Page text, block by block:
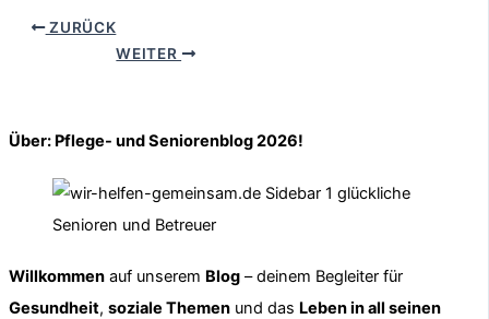
ZURÜCK
WEITER
Über: Pflege- und Seniorenblog 2026!
Willkommen auf unserem Blog – deinem Begleiter für
Gesundheit, soziale Themen und das Leben in all seinen